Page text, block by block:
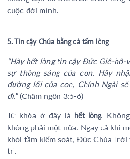
cuộc đời mình.
5. Tin cậy Chúa bằng cả tấm lòng
“Hãy hết lòng tin cậy Đức Giê-
sự thông sáng của con. Hãy
đường lối của con, Chính Ngài
đi.”(Châm ngôn 3:5-6)
Từ khóa ở đây là hết lòng.
không phải một nửa. Ngay cả khi
khỏi tầm kiểm soát, Đức Chúa Trời
trị.